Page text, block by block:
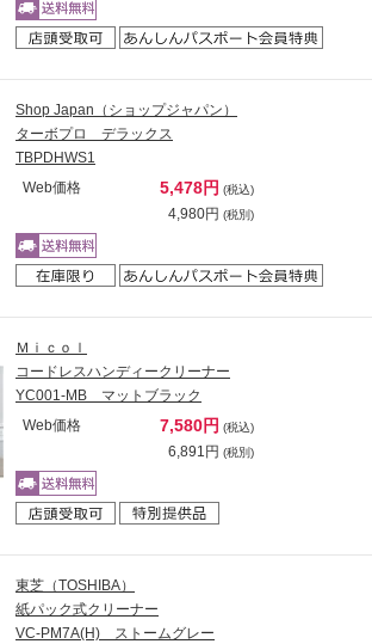
Shop Japan（ショップジャパン）
ターボプロ デラックス
TBPDHWS1
Web価格
5,478円 (税込)
4,980円 (税別)
Ｍｉｃｏｌ
コードレスハンディークリーナー
YC001-MB マットブラック
Web価格
7,580円 (税込)
6,891円 (税別)
東芝（TOSHIBA）
紙パック式クリーナー
VC-PM7A(H) ストームグレー